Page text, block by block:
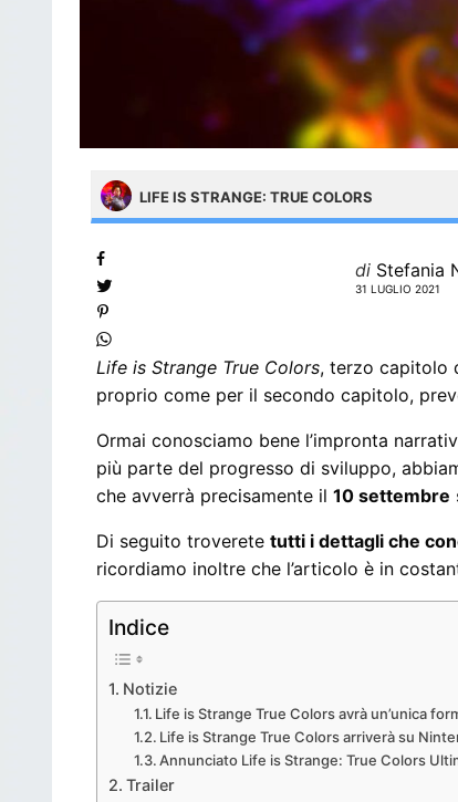
LIFE IS STRANGE: TRUE COLORS
di Stefania
31 LUGLIO 2021
Life is Strange True Colors, terzo capitolo
proprio come per il secondo capitolo,
Ormai conosciamo bene l’impronta
più parte del progresso di sviluppo,
che avverrà precisamente il10 settembre
Di seguito troveretetutti i dettagli che
ricordiamo inoltre che l’articolo è in
Indice
Notizie
Life is Strange True Colors avrà un’unica
Life is Strange True Colors arriverà su
Annunciato Life is Strange: True Colors
Trailer